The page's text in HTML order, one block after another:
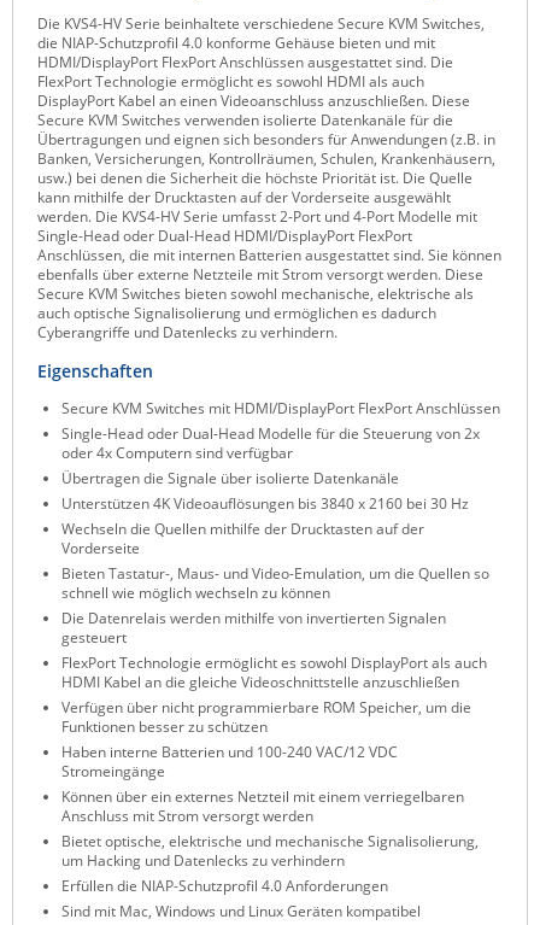
Server Technology
Siretta
SIRIO Antenne
Sunbird
Tactical Software
TEKTELIC
Teltonika
Unwired Networks
Vision
WATTECO
Westermo
Yuasa
ZPE Systems
News zu unseren Herstellern
Die KVS4-HV Serie beinhaltete verschiedene Secure KVM Switches,
die NIAP-Schutzprofil 4.0 konforme Gehäuse bieten und mit
HDMI/DisplayPort FlexPort Anschlüssen ausgestattet sind. Die
FlexPort Technologie ermöglicht es sowohl HDMI als auch
DisplayPort Kabel an einen Videoanschluss anzuschließen. Diese
Secure KVM Switches verwenden isolierte Datenkanäle für die
Übertragungen und eignen sich besonders für Anwendungen (z.B. in
Banken, Versicherungen, Kontrollräumen, Schulen, Krankenhäusern,
usw.) bei denen die Sicherheit die höchste Priorität ist. Die Quelle
kann mithilfe der Drucktasten auf der Vorderseite ausgewählt
werden. Die KVS4-HV Serie umfasst 2-Port und 4-Port Modelle mit
Single-Head oder Dual-Head HDMI/DisplayPort FlexPort
Anschlüssen, die mit internen Batterien ausgestattet sind. Sie können
ebenfalls über externe Netzteile mit Strom versorgt werden. Diese
Secure KVM Switches bieten sowohl mechanische, elektrische als
auch optische Signalisolierung und ermöglichen es dadurch
Cyberangriffe und Datenlecks zu verhindern.
Eigenschaften
Secure KVM Switches mit HDMI/DisplayPort FlexPort Anschlüssen
Single-Head oder Dual-Head Modelle für die Steuerung von 2x
oder 4x Computern sind verfügbar
Übertragen die Signale über isolierte Datenkanäle
Unterstützen 4K Videoauflösungen bis 3840 x 2160 bei 30 Hz
Wechseln die Quellen mithilfe der Drucktasten auf der
Vorderseite
Bieten Tastatur-, Maus- und Video-Emulation, um die Quellen so
schnell wie möglich wechseln zu können
Die Datenrelais werden mithilfe von invertierten Signalen
gesteuert
FlexPort Technologie ermöglicht es sowohl DisplayPort als auch
HDMI Kabel an die gleiche Videoschnittstelle anzuschließen
Verfügen über nicht programmierbare ROM Speicher, um die
Funktionen besser zu schützen
Haben interne Batterien und 100-240 VAC/12 VDC
Stromeingänge
Können über ein externes Netzteil mit einem verriegelbaren
Anschluss mit Strom versorgt werden
Bietet optische, elektrische und mechanische Signalisolierung,
um Hacking und Datenlecks zu verhindern
Erfüllen die NIAP-Schutzprofil 4.0 Anforderungen
Sind mit Mac, Windows und Linux Geräten kompatibel